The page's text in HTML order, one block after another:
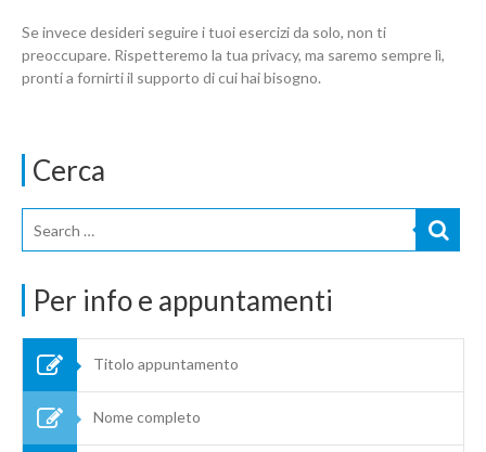
Cerca
Per info e appuntamenti
Se invece desideri seguire i tuoi esercizi da solo, non ti
preoccupare. Rispetteremo la tua privacy, ma saremo sempre lì,
pronti a fornirti il supporto di cui hai bisogno.